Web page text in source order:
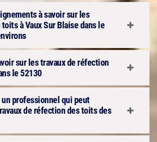
à savoir sur les
à Vaux Sur Blaise dans le
sur les travaux de réfection
le 52130
professionnel qui peut
de réfection des toits des